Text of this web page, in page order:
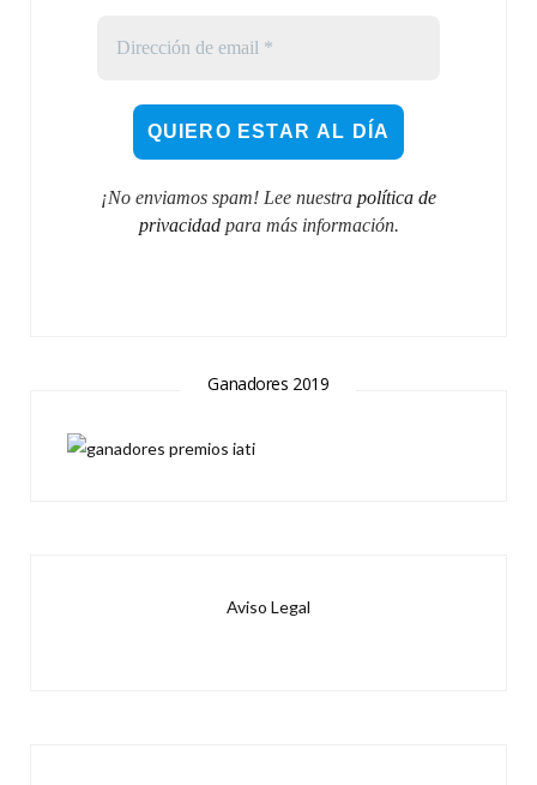
¡No enviamos spam! Lee nuestra política de
privacidadpara más información.
Ganadores 2019
Aviso Legal